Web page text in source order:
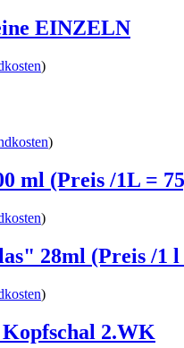
EINZELN
)
)
ml (Preis /1L =
)
28ml (Preis /1 l
)
2.WK